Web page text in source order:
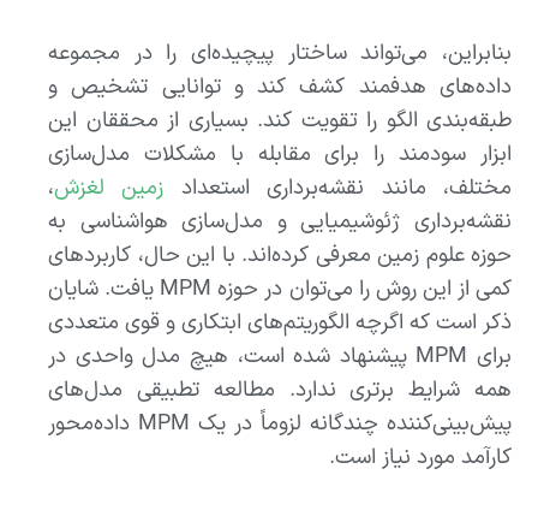
بنابراین، می‌تواند ساختار پیچیده‌ای را در مجموعه
داده‌های هدفمند کشف کند و توانایی تشخیص و
طبقه‌بندی الگو را تقویت کند. بسیاری از محققان این
ابزار سودمند را برای مقابله با مشکلات مدل‌سازی
مختلف، مانند نقشه‌برداری استعدادزمین لغزش،
نقشه‌برداری ژئوشیمیایی و مدل‌سازی هواشناسی به
حوزه علوم زمین معرفی کرده‌اند. با این حال، کاربردهای
کمی از این روش را می‌توان در حوزه MPM یافت. شایان
ذکر است که اگرچه الگوریتم‌های ابتکاری و قوی متعددی
برای MPM پیشنهاد شده است، هیچ مدل واحدی در
همه شرایط برتری ندارد. مطالعه تطبیقی ​​مدل‌های
پیش‌بینی‌کننده چندگانه لزوماً در یک MPM ​​داده‌محور
کارآمد مورد نیاز است.